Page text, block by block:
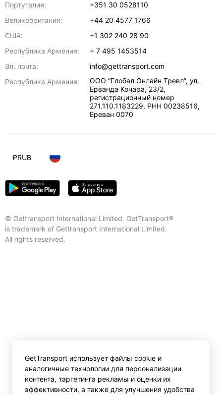
Португалия:
+351 30 0528110
Великобритания:
+44 20 4577 1766
США:
+1 302 240 28 90
Республика Армения:
+ 7 495 1453514
Эл. почта:
info@gettransport.com
Республика Армения:
ООО “Глобал Онлайн Тревл”, ул.
Ерванда Кочара, 23/2,
регистрационный номер
271.110.1183229, РНН 00238516,
Ереван 0070
© Gettransport International Limited. GetTransport®
is trademark of Gettransport International Limited.
All rights reserved.
₽RUB
GetTransport использует файлы cookie и
аналогичные технологии для персонализации
контента, таргетинга рекламы и оценки их
эффективности, а также для улучшения удобства